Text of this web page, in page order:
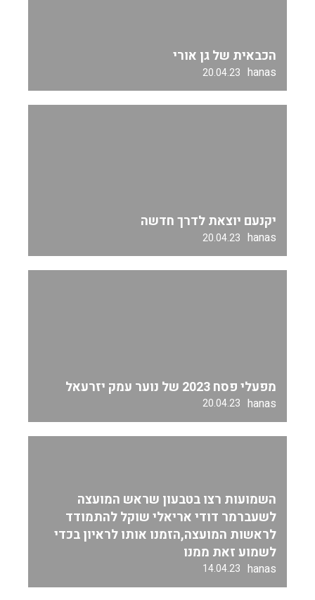
הכבאית של גן אורי
hanas
20.04.23
יקנעם יוצאת לדרך חדשה
hanas
20.04.23
מפעלי פסח 2023 של נוער עמק יזרעאל
hanas
20.04.23
השמועות רצו בטבעון שראש המועצה
לשעברמר דודי אריאלי שוקל להתמודד
לראשות המועצה,הזמנו אותו לראיון בכדי
לשמוע זאת ממנו
hanas
14.04.23